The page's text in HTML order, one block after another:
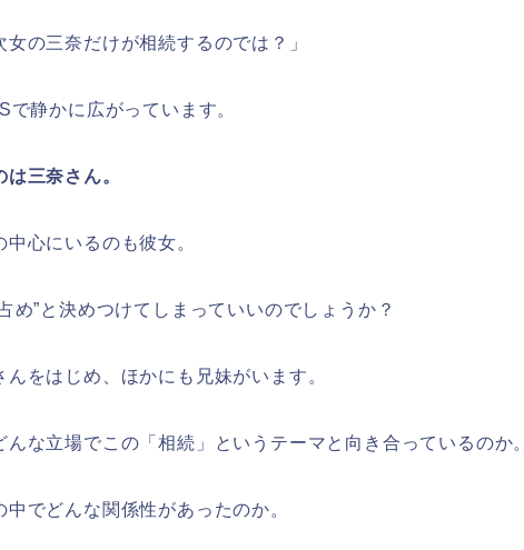
女の三奈だけが相続するのでは？」
静かに広がっています。
三奈さん。
心にいるのも彼女。
め”と決めつけてしまっていいのでしょうか？
をはじめ、ほかにも兄妹がいます。
な立場でこの「相続」というテーマと向き合っているのか。
でどんな関係性があったのか。